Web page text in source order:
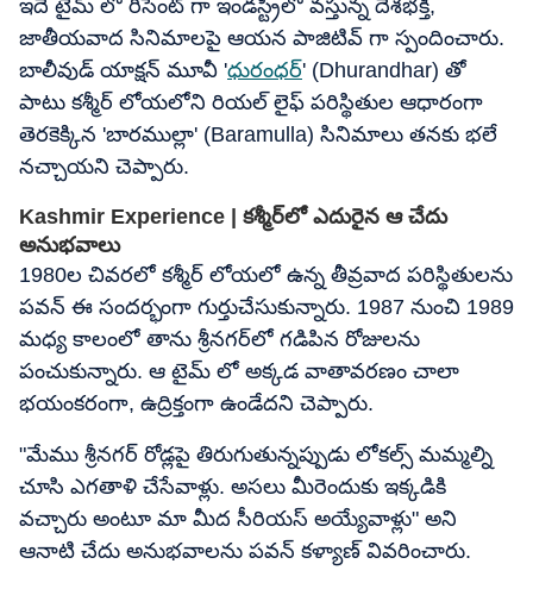
ఇదే టైమ్ లో రీసెంట్ గా ఇండస్ట్రీలో వస్తున్న దేశభక్తి,
జాతీయవాద సినిమాలపై ఆయన పాజిటివ్ గా స్పందించారు.
బాలీవుడ్ యాక్షన్ మూవీ 'ధురంధర్' (Dhurandhar) తో
పాటు కశ్మీర్ లోయలోని రియల్ లైఫ్ పరిస్థితుల ఆధారంగా
తెరకెక్కిన 'బారముల్లా' (Baramulla) సినిమాలు తనకు భలే
నచ్చాయని చెప్పారు.
Kashmir Experience | కశ్మీర్‌లో ఎదురైన ఆ చేదు
అనుభవాలు
1980ల చివరలో కశ్మీర్ లోయలో ఉన్న తీవ్రవాద పరిస్థితులను
పవన్ ఈ సందర్భంగా గుర్తుచేసుకున్నారు. 1987 నుంచి 1989
మధ్య కాలంలో తాను శ్రీనగర్‌లో గడిపిన రోజులను
పంచుకున్నారు. ఆ టైమ్ లో అక్కడ వాతావరణం చాలా
భయంకరంగా, ఉద్రిక్తంగా ఉండేదని చెప్పారు.
"మేము శ్రీనగర్ రోడ్లపై తిరుగుతున్నప్పుడు లోకల్స్ మమ్మల్ని
చూసి ఎగతాళి చేసేవాళ్లు. అసలు మీరెందుకు ఇక్కడికి
వచ్చారు అంటూ మా మీద సీరియస్ అయ్యేవాళ్లు" అని
ఆనాటి చేదు అనుభవాలను పవన్ కళ్యాణ్ వివరించారు.